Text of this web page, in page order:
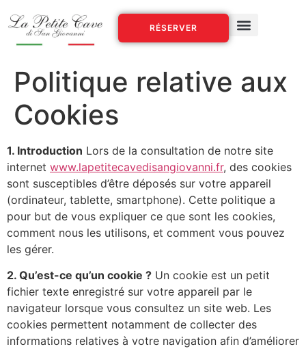
RÉSERVER
Politique relative aux
Cookies
1. Introduction Lors de la consultation de notre site
internet www.lapetitecavedisangiovanni.fr, des cookies
sont susceptibles d’être déposés sur votre appareil
(ordinateur, tablette, smartphone). Cette politique a
pour but de vous expliquer ce que sont les cookies,
comment nous les utilisons, et comment vous pouvez
les gérer.
2. Qu’est-ce qu’un cookie ? Un cookie est un petit
fichier texte enregistré sur votre appareil par le
navigateur lorsque vous consultez un site web. Les
cookies permettent notamment de collecter des
informations relatives à votre navigation afin d’améliorer